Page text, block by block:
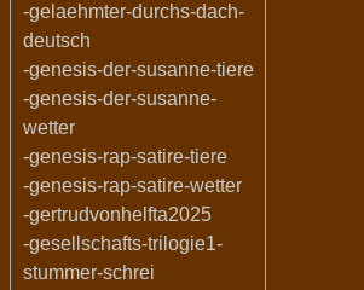
-gelaehmter-durchs-dach-
deutsch
-genesis-der-susanne-tiere
-genesis-der-susanne-
wetter
-genesis-rap-satire-tiere
-genesis-rap-satire-wetter
-gertrudvonhelfta2025
-gesellschafts-trilogie1-
stummer-schrei